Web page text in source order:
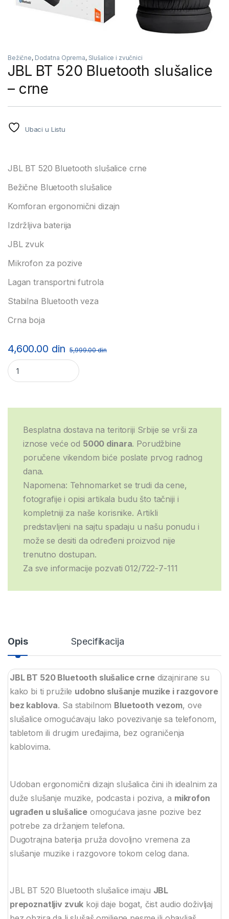
Bežične, Dodatna Oprema, Slušalice i zvučnici
JBL BT 520 Bluetooth slušalice
– crne
Ubaci u Listu
JBL BT 520 Bluetooth slušalice crne
Bežične Bluetooth slušalice
Komforan ergonomični dizajn
Izdržljiva baterija
JBL zvuk
Mikrofon za pozive
Lagan transportni futrola
Stabilna Bluetooth veza
Crna boja
4,600.00 din 5,999.00din
JBL BT 520 Bluetooth slušalice – crne quantity
Besplatna dostava na teritoriji Srbije se vrši za
iznose veće od 5000 dinara. Porudžbine
poručene vikendom biće poslate prvog radnog
dana.
Napomena: Tehnomarket se trudi da cene,
fotografije i opisi artikala budu što tačniji i
kompletniji za naše korisnike. Artikli
predstavljeni na sajtu spadaju u našu ponudu i
može se desiti da određeni proizvod nije
trenutno dostupan.
Za sve informacije pozvati 012/722-7-111
Opis Specifikacija
JBL BT 520 Bluetooth slušalice crnedizajnirane su
kako bi ti pružile udobno slušanje muzike i razgovore
bez kablova. Sa stabilnom Bluetooth vezom, ove
slušalice omogućavaju lako povezivanje sa telefonom,
tabletom ili drugim uređajima, bez ograničenja
kablovima.
Udoban ergonomični dizajn slušalica čini ih idealnim za
duže slušanje muzike, podcasta i poziva, a mikrofon
ugrađen u slušalice omogućava jasne pozive bez
potrebe za držanjem telefona.
Dugotrajna baterija pruža dovoljno vremena za
slušanje muzike i razgovore tokom celog dana.
JBL BT 520 Bluetooth slušalice imaju JBL
prepoznatljiv zvuk koji daje bogat, čist audio doživljaj